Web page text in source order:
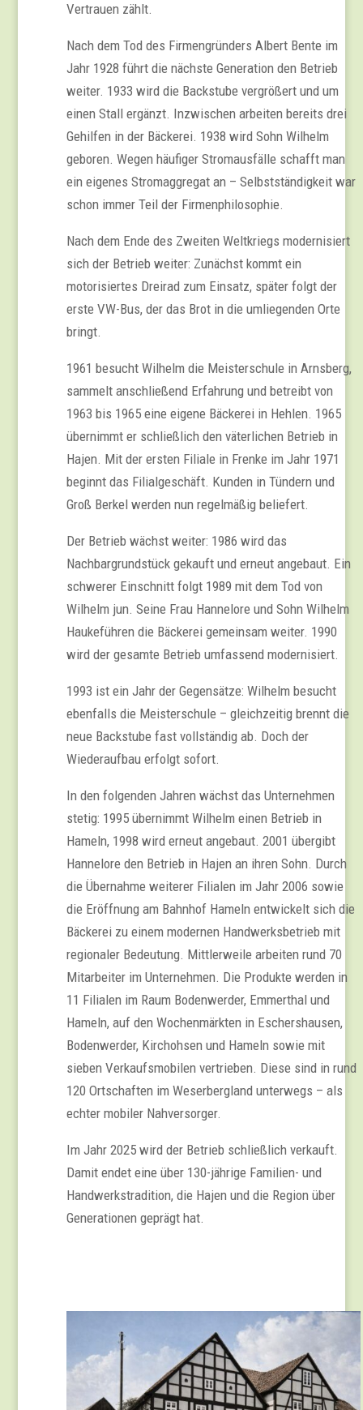
Vertrauen zählt.
Nach dem Tod des Firmengründers Albert Bente im
Jahr 1928 führt die nächste Generation den Betrieb
weiter. 1933 wird die Backstube vergrößert und um
einen Stall ergänzt. Inzwischen arbeiten bereits drei
Gehilfen in der Bäckerei. 1938 wird Sohn Wilhelm
geboren. Wegen häufiger Stromausfälle schafft man
ein eigenes Stromaggregat an – Selbstständigkeit war
schon immer Teil der Firmenphilosophie.
Nach dem Ende des Zweiten Weltkriegs modernisiert
sich der Betrieb weiter: Zunächst kommt ein
motorisiertes Dreirad zum Einsatz, später folgt der
erste VW-Bus, der das Brot in die umliegenden Orte
bringt.
1961 besucht Wilhelm die Meisterschule in Arnsberg,
sammelt anschließend Erfahrung und betreibt von
1963 bis 1965 eine eigene Bäckerei in Hehlen. 1965
übernimmt er schließlich den väterlichen Betrieb in
Hajen. Mit der ersten Filiale in Frenke im Jahr 1971
beginnt das Filialgeschäft. Kunden in Tündern und
Groß Berkel werden nun regelmäßig beliefert.
Der Betrieb wächst weiter: 1986 wird das
Nachbargrundstück gekauft und erneut angebaut. Ein
schwerer Einschnitt folgt 1989 mit dem Tod von
Wilhelm jun. Seine Frau Hannelore und Sohn Wilhelm
Haukeführen die Bäckerei gemeinsam weiter. 1990
wird der gesamte Betrieb umfassend modernisiert.
1993 ist ein Jahr der Gegensätze: Wilhelm besucht
ebenfalls die Meisterschule – gleichzeitig brennt die
neue Backstube fast vollständig ab. Doch der
Wiederaufbau erfolgt sofort.
In den folgenden Jahren wächst das Unternehmen
stetig: 1995 übernimmt Wilhelm einen Betrieb in
Hameln, 1998 wird erneut angebaut. 2001 übergibt
Hannelore den Betrieb in Hajen an ihren Sohn. Durch
die Übernahme weiterer Filialen im Jahr 2006 sowie
die Eröffnung am Bahnhof Hameln entwickelt sich die
Bäckerei zu einem modernen Handwerksbetrieb mit
regionaler Bedeutung. Mittlerweile arbeiten rund 70
Mitarbeiter im Unternehmen. Die Produkte werden in
11 Filialen im Raum Bodenwerder, Emmerthal und
Hameln, auf den Wochenmärkten in Eschershausen,
Bodenwerder, Kirchohsen und Hameln sowie mit
sieben Verkaufsmobilen vertrieben. Diese sind in rund
120 Ortschaften im Weserbergland unterwegs – als
echter mobiler Nahversorger.
Im Jahr 2025 wird der Betrieb schließlich verkauft.
Damit endet eine über 130-jährige Familien- und
Handwerkstradition, die Hajen und die Region über
Generationen geprägt hat.